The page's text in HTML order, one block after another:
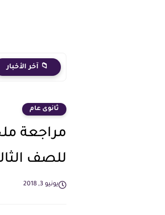
📁 آخر الأخبار
ثانوى عام
للصف
يونيو 3, 2018